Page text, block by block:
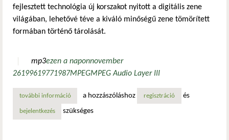
fejlesztett technológia új korszakot nyitott a digitális zene
világában, lehetővé téve a kiváló minőségű zene tömörített
formában történő tárolását.
mp3ezen a naponnovember
26199619771987MPEGMPEG Audio Layer III
további információaz mp3 szabadalom történelmi mérföldköve az egyesült
a hozzászóláshoz regisztráció és
bejelentkezés szükséges